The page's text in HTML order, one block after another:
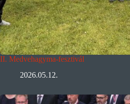
II. Medvehagyma-fesztivál
2026.05.12.